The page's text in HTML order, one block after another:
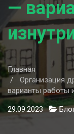
—
Главная
Организация
варианты работы
29.09.2023